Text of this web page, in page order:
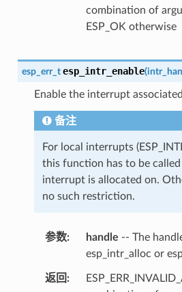
combination of
ESP_OK otherwise
esp_err_t esp_intr_enable(
Enable the interrupt
备注
For local interrupts
this function has to be
interrupt is allocated on.
no such restriction.
参数 handle -- The
esp_intr_alloc or
返回